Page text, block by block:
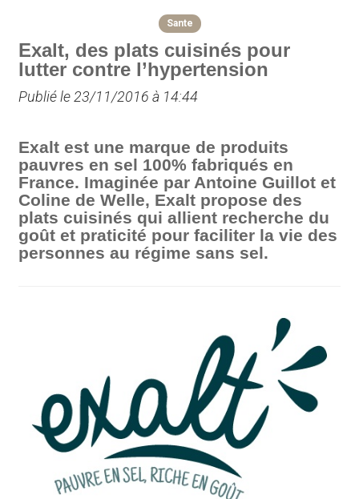
Sante
Exalt, des plats cuisinés pour
lutter contre l’hypertension
Publié le 23/11/2016 à 14:44
Exalt est une marque de produits
pauvres en sel 100% fabriqués en
France. Imaginée par Antoine Guillot et
Coline de Welle, Exalt propose des
plats cuisinés qui allient recherche du
goût et praticité pour faciliter la vie des
personnes au régime sans sel.